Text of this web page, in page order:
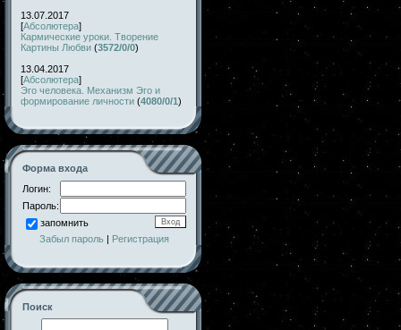
13.07.2017
[Абсолютера]
Кармические уроки. Творение
Картины Любви (3572/0/0)
13.04.2017
[Абсолютера]
Эго человека. Механизм Эго и
формирование личности (4080/0/1)
Форма входа
Логин:
Пароль:
запомнить
Забыл пароль | Регистрация
Поиск